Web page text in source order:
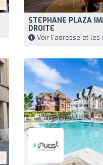
STEPHANE PLAZA
DROITE
Voir l'adresse et les